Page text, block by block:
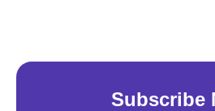
Subscribe